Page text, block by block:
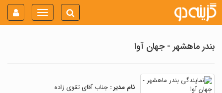
Toggle
navigation
بندر ماهشهر - جهان آوا
نام مدیر : جناب آقای تقوی زاده